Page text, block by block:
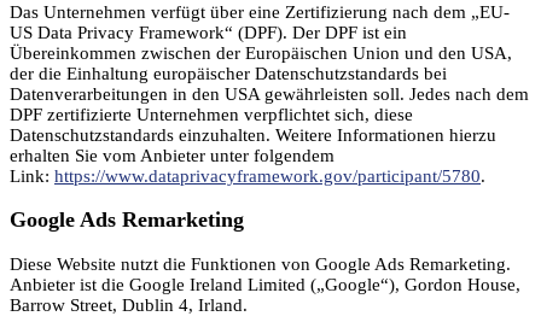
Das Unternehmen verfügt über eine Zertifizierung nach dem „EU-
US Data Privacy Framework“ (DPF). Der DPF ist ein
Übereinkommen zwischen der Europäischen Union und den USA,
der die Einhaltung europäischer Datenschutzstandards bei
Datenverarbeitungen in den USA gewährleisten soll. Jedes nach dem
DPF zertifizierte Unternehmen verpflichtet sich, diese
Datenschutzstandards einzuhalten. Weitere Informationen hierzu
erhalten Sie vom Anbieter unter folgendem
Link: https://www.dataprivacyframework.gov/participant/5780.
Google Ads Remarketing
Diese Website nutzt die Funktionen von Google Ads Remarketing.
Anbieter ist die Google Ireland Limited („Google“), Gordon House,
Barrow Street, Dublin 4, Irland.